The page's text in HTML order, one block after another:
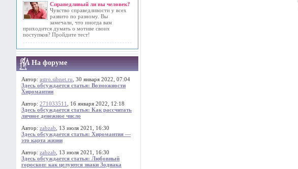
Справедливый ли вы человек?
Чувство справедливости у всех
развито по разному. Вы
замечали, что иногда вам
приходится думать о мотиве своих
поступков? Пройдите тест!
На форуме
Автор: astro.sibnet.ru , 30 января 2022, 07:04
Здесь обсуждается статья: Возможности
Хиромантии
Автор: 271033511
, 16 января 2022, 12:18
Здесь обсуждается статья: Как рассчитать
личное денежное число
Автор: zabzab , 13 июля 2021, 16:30
Здесь обсуждается статья: Хиромантия —
это карта жизни
Автор: zabzab , 13 июля 2021, 16:30
Здесь обсуждается статья: Любовный
гороскоп: как целуются знаки Зодиака